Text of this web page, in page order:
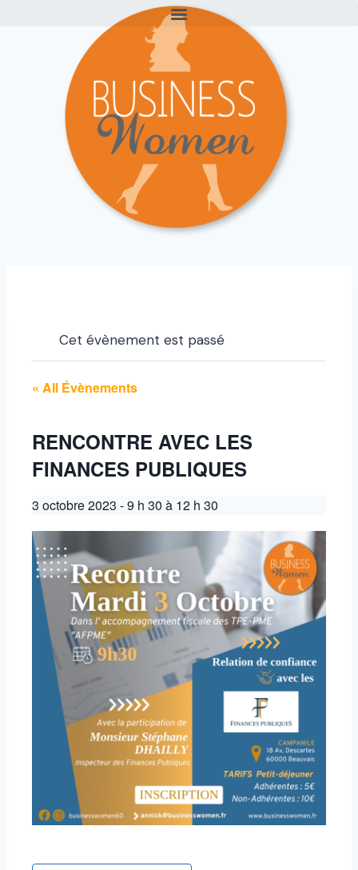
Cet évènement est passé
« All Évènements
RENCONTRE AVEC LES
FINANCES PUBLIQUES
3 octobre 2023 - 9 h 30 à 12 h 30